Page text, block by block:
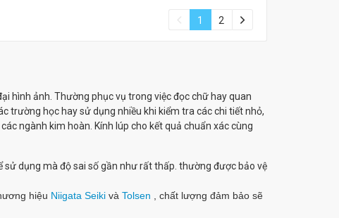
1 2
hình ảnh. Thường phục vụ trong việc đọc chữ hay quan
trường học hay sử dụng nhiều khi kiểm tra các chi tiết nhỏ,
ngành kim hoàn. Kính lúp cho kết quả chuẩn xác cùng
dụng mà độ sai số gần như rất thấp. thường được bảo vệ
hiệu Niigata Seikivà Tolsen , chất lượng đảm bảo sẽ